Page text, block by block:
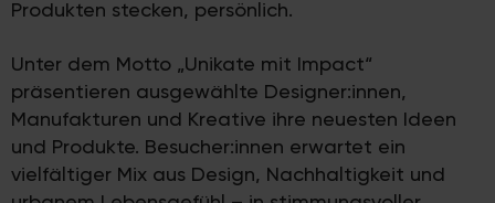
Produkten stecken, persönlich.
Unter dem Motto „Unikate mit Impact“
präsentieren ausgewählte Designer:innen,
Manufakturen und Kreative ihre neuesten Ideen
und Produkte. Besucher:innen erwartet ein
vielfältiger Mix aus Design, Nachhaltigkeit und